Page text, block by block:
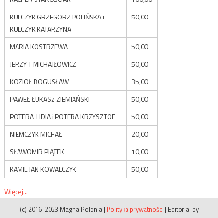
KULCZYK GRZEGORZ POLIŃSKA i
KULCZYK KATARZYNA
50,00
MARIA KOSTRZEWA
50,00
JERZY T MICHAJŁOWICZ
50,00
KOZIOŁ BOGUSŁAW
35,00
PAWEŁ ŁUKASZ ZIEMIAŃSKI
50,00
POTERA LIDIA i POTERA KRZYSZTOF
50,00
NIEMCZYK MICHAŁ
20,00
SŁAWOMIR PIĄTEK
10,00
KAMIL JAN KOWALCZYK
50,00
Więcej...
(c) 2016-2023 Magna Polonia | Polityka prywatności | Editorial by